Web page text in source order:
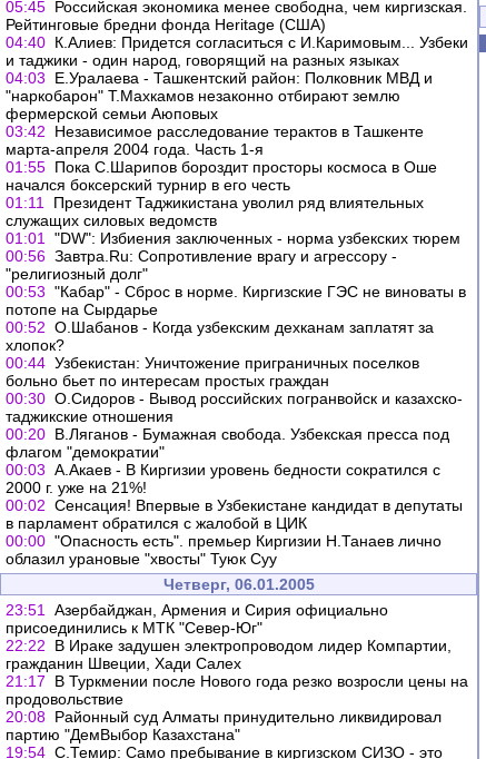
05:45 Российская экономика менее свободна, чем киргизская.
Рейтинговые бредни фонда Heritage (США)
04:40 К.Алиев: Придется согласиться с И.Каримовым... Узбеки
и таджики - один народ, говорящий на разных языках
04:03
Е.Уралаева - Ташкентский район: Полковник МВД и
"наркобарон" Т.Махкамов незаконно отбирают землю
фермерской семьи Аюповых
03:42
Независимое расследование терактов в Ташкенте
марта-апреля 2004 года. Часть 1-я
01:55 Пока С.Шарипов бороздит просторы космоса в Оше
начался боксерский турнир в его честь
01:11
Президент Таджикистана уволил ряд влиятельных
служащих силовых ведомств
01:01
"DW": Избиения заключенных - норма узбекских тюрем
00:56 Завтра.Ru: Сопротивление врагу и агрессору -
"религиозный долг"
00:53 "Кабар" - Сброс в норме. Киргизские ГЭС не виноваты в
потопе на Сырдарье
00:52 О.Шабанов - Когда узбекским дехканам заплатят за
хлопок?
00:44 Узбекистан: Уничтожение приграничных поселков
больно бьет по интересам простых граждан
00:30 О.Сидоров - Вывод российских погранвойск и казахско-
таджикские отношения
00:20 В.Ляганов - Бумажная свобода. Узбекская пресса под
флагом "демократии"
00:03 А.Акаев - В Киргизии уровень бедности сократился с
2000 г. уже на 21%!
00:02 Сенсация! Впервые в Узбекистане кандидат в депутаты
в парламент обратился с жалобой в ЦИК
00:00 "Опасность есть". премьер Киргизии Н.Танаев лично
облазил урановые "хвосты" Туюк Суу
Четверг, 06.01.2005
23:51
Азербайджан, Армения и Сирия официально
присоединились к МТК "Север-Юг"
22:22
В Ираке задушен электропроводом лидер Компартии,
гражданин Швеции, Хади Салех
21:17
В Туркмении после Нового года резко возросли цены на
продовольствие
20:08 Районный суд Алматы принудительно ликвидировал
партию "ДемВыбор Казахстана"
19:54 С.Темир: Само пребывание в киргизском СИЗО - это